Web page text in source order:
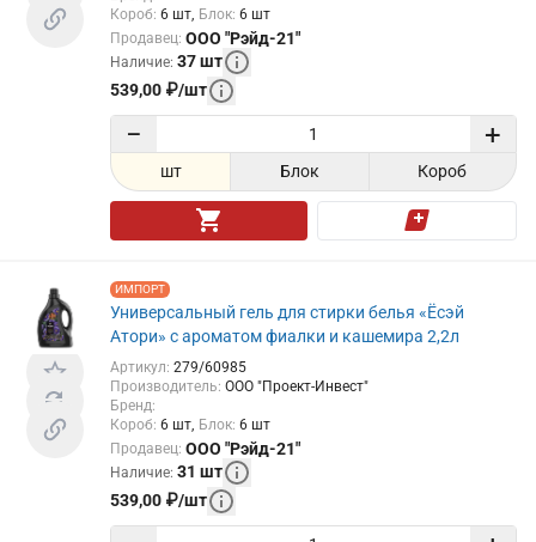
Короб: 6 шт Блок: 6 шт
Продавец: ООО "Рэйд-21"
Наличие: 37шт
539,00 ₽/шт
− +
шт Блок Короб
ИМПОРТ
Универсальный гель для стирки белья «Ёсэй
Атори» с ароматом фиалки и кашемира 2,2л
Артикул: 279/60985
Производитель: ООО "Проект-Инвест"
Бренд:
Короб: 6 шт Блок: 6 шт
Продавец: ООО "Рэйд-21"
Наличие: 31 шт
539,00 ₽/шт